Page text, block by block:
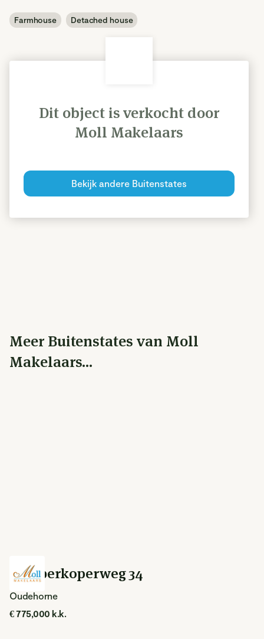
Farmhouse Detached house
Dit object is verkocht door
Moll Makelaars
Bekijk andere Buitenstates
Meer Buitenstates van Moll
Makelaars...
Oldeberkoperweg 34
Oudehorne
€ 775,000 k.k.